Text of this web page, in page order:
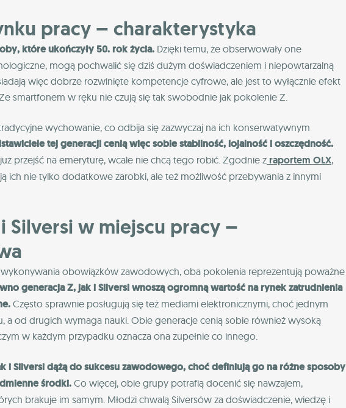
pracy – charakterystyka
które ukończyły 50. rok życia. Dzięki temu, że obserwowały one
mogą pochwalić się dziś dużym doświadczeniem i niepowtarzalną
więc dobrze rozwinięte kompetencje cyfrowe, ale jest to wyłącznie efekt
smartfonem w ręku nie czują się tak swobodnie jak pokolenie Z.
wychowanie, co odbija się zazwyczaj na ich konserwatywnym
tej generacji cenią więc sobie stabilność, lojalność i oszczędność.
przejść na emeryturę, wcale nie chcą tego robić. Zgodnie z raportem OLX,
ich nie tylko dodatkowe zarobki, ale też możliwość przebywania z innymi
Silversi w miejscu pracy –
obowiązków zawodowych, oba pokolenia reprezentują poważne
generacja Z, jak i Silversi wnoszą ogromną wartość na rynek zatrudnienia
Często sprawnie posługują się też mediami elektronicznymi, choć jednym
a od drugich wymaga nauki. Obie generacje cenią sobie również wysoką
w każdym przypadku oznacza ona zupełnie co innego.
i Silversi dążą do sukcesu zawodowego, choć definiują go na różne sposoby
środki. Co więcej, obie grupy potrafią docenić się nawzajem,
brakuje im samym. Młodzi chwalą Silversów za doświadczenie, wiedzę i